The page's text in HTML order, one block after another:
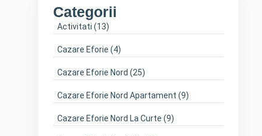
Categorii
Activitati (13)
Cazare Eforie (4)
Cazare Eforie Nord (25)
Cazare Eforie Nord Apartament (9)
Cazare Eforie Nord La Curte (9)